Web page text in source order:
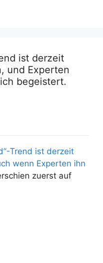
ist derzeit
und Experten
begeistert.
Trend ist derzeit
wenn Experten ihn
zuerst auf